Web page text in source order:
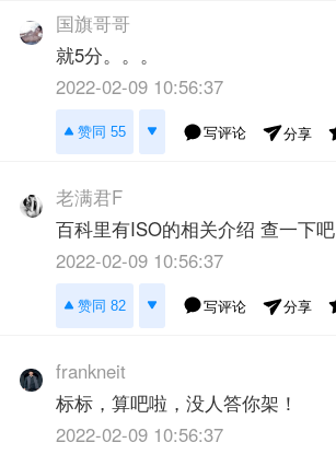
国旗哥哥
就5分。。。
2022-02-09 10:56:37
赞同 55 写评论 分享
老满君F
百科里有ISO的相关介绍 查一下吧
2022-02-09 10:56:37
赞同 82 写评论 分享
frankneit
标标，算吧啦，没人答你架！
2022-02-09 10:56:37